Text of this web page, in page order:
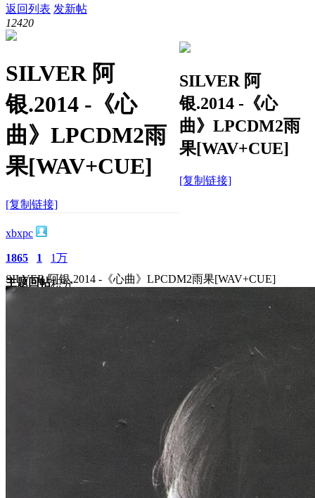
返回列表 发新帖
12420
SILVER 阿
银.2014 -《心
曲》LPCDM2雨
果[WAV+CUE]
[复制链接]
SILVER 阿
银.2014 -《心
曲》LPCDM2雨
果[WAV+CUE]
[复制链接]
xbxpc
1865
主题
1
回帖
1万
积分
2025-10-17 12:07:17 显示全部楼层
SILVER 阿银.2014 -《心曲》LPCDM2雨果[WAV+CUE]